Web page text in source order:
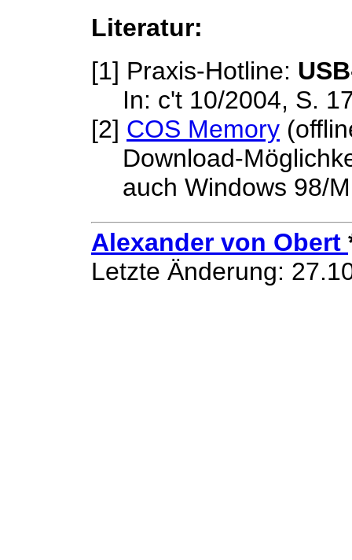
Literatur:
[1] Praxis-Hotline:
In: c't 10/2004, S.
[2] COS Memory
Download-
auch Windows 98/
Alexander von Obert
Letzte Änderung: